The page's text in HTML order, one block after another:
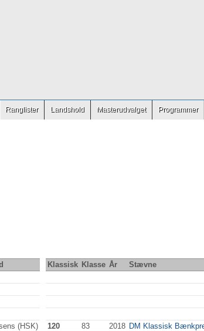
Ranglister Landshold Masterudvalget Programmer
Klassisk Klasse År Stævne
(HSK) 120 83 2018 DM Klassisk